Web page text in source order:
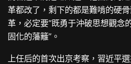
革都改了，剩下的都是難啃的硬
革，必定要“既勇于沖破思想觀念
固化的藩籬”。
上任后的首次出京考察，習近平